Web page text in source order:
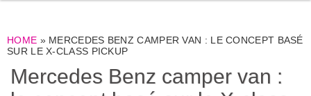
HOME » MERCEDES BENZ CAMPER VAN : LE CONCEPT BASÉ
SUR LE X-CLASS PICKUP
Mercedes Benz camper van :